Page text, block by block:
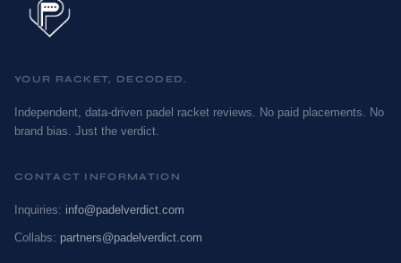
YOUR RACKET, DECODED.
Independent, data-driven padel racket reviews. No paid placements. No
brand bias. Just the verdict.
CONTACT INFORMATION
Inquiries: info@padelverdict.com
Collabs: partners@padelverdict.com